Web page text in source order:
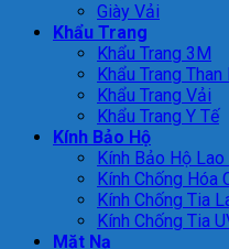
Giày Vải
Khẩu Trang
Khẩu Trang 3M
Khẩu Trang
Khẩu Trang Vải
Khẩu Trang Y Tế
Kính Bảo Hộ
Kính Bảo Hộ
Kính Chống Hóa
Kính Chống Tia
Kính Chống Tia
Mặt Nạ